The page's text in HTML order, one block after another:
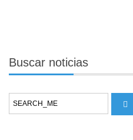
Buscar noticias